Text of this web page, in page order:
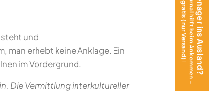
und
man erhebt keine Anklage. Ein
im Vordergrund.
Die Vermittlung interkultureller
Mit Teenager ins Ausland?
jetzt gratis (nur Versand)!